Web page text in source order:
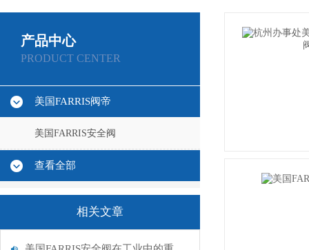
产品中心
PRODUCT CENTER
美国FARRIS阀帝
美国FARRIS安全阀
查看全部
相关文章